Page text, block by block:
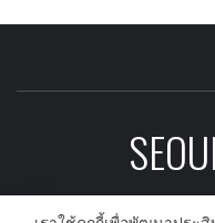
ข่าวบันเทิงเกาห